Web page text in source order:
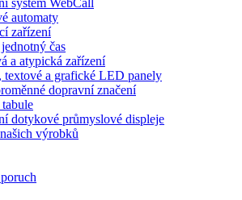
systém WebCall
automaty
zařízení
čas
a atypická zařízení
textové a grafické LED panely
dopravní značení
dotykové průmyslové displeje
výrobků